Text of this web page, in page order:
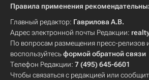
Правила применения
Главный редактор: Гаврилова А.В.
Адрес электронной почты Редакции:
По вопросам размещения пресс-релизов
воспользуйтесьформой обратной связи
Телефон Редакции: 7 (495) 645-6601
Чтобы связаться с редакцией или